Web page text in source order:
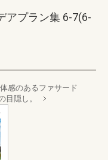
アプラン集 6-7(6-
感のあるファサード
目隠し。